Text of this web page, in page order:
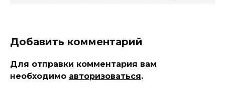
Добавить комментарий
Для отправки комментария вам
необходимо авторизоваться.